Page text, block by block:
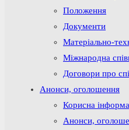
Положення
Документи
Матеріально-
Міжнародна
Договори про
Анонси, оголошення
Корисна
Анонси,